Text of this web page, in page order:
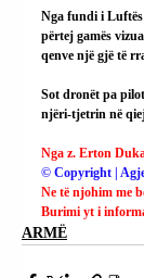
Nga fundi i Luftës
përtej gamës
qenve një gjë të
Sot dronët pa
njëri-tjetrin në
Nga z. Erton
© Copyright |
Ne të njohim me
Burimi yt i
ARMË